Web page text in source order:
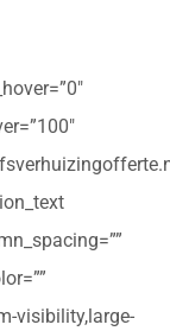
visibility,large-